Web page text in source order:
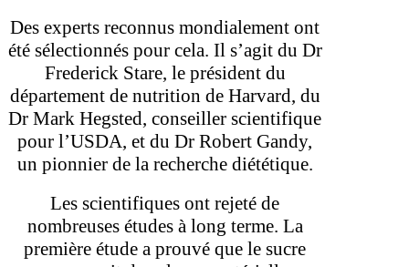
Des experts reconnus mondialement ont
été sélectionnés pour cela. Il s’agit du Dr
Frederick Stare, le président du
département de nutrition de Harvard, du
Dr Mark Hegsted, conseiller scientifique
pour l’USDA, et du Dr Robert Gandy,
un pionnier de la recherche diététique.
Les scientifiques ont rejeté de
nombreuses études à long terme. La
première étude a prouvé que le sucre